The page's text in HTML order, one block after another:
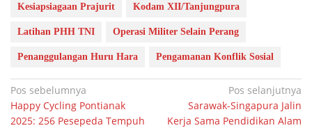
Kesiapsiagaan Prajurit Kodam XII/Tanjungpura
Latihan PHH TNI Operasi Militer Selain Perang
Penanggulangan Huru Hara Pengamanan Konflik Sosial
Navigasi
pos
Pos sebelumnya
Happy Cycling Pontianak
2025: 256 Pesepeda Tempuh
Pos selanjutnya
Sarawak-Singapura Jalin
Kerja Sama Pendidikan Alam